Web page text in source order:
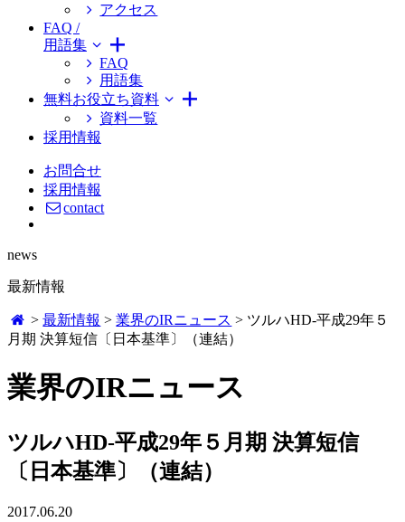
アクセス
FAQ /
用語集
FAQ
用語集
無料お役立ち資料
資料一覧
採用情報
お問合せ
採用情報
contact
news
最新情報
>最新情報 >業界のIRニュース > ツルハHD-平成29年５
月期 決算短信〔日本基準〕（連結）
業界のIRニュース
ツルハHD-平成29年５月期 決算短信
〔日本基準〕（連結）
2017.06.20